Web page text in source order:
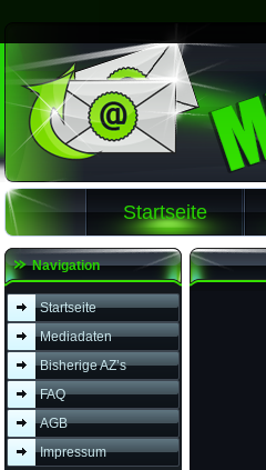
Startseite
Navigation
Startseite
Mediadaten
Bisherige AZ’s
FAQ
AGB
Impressum